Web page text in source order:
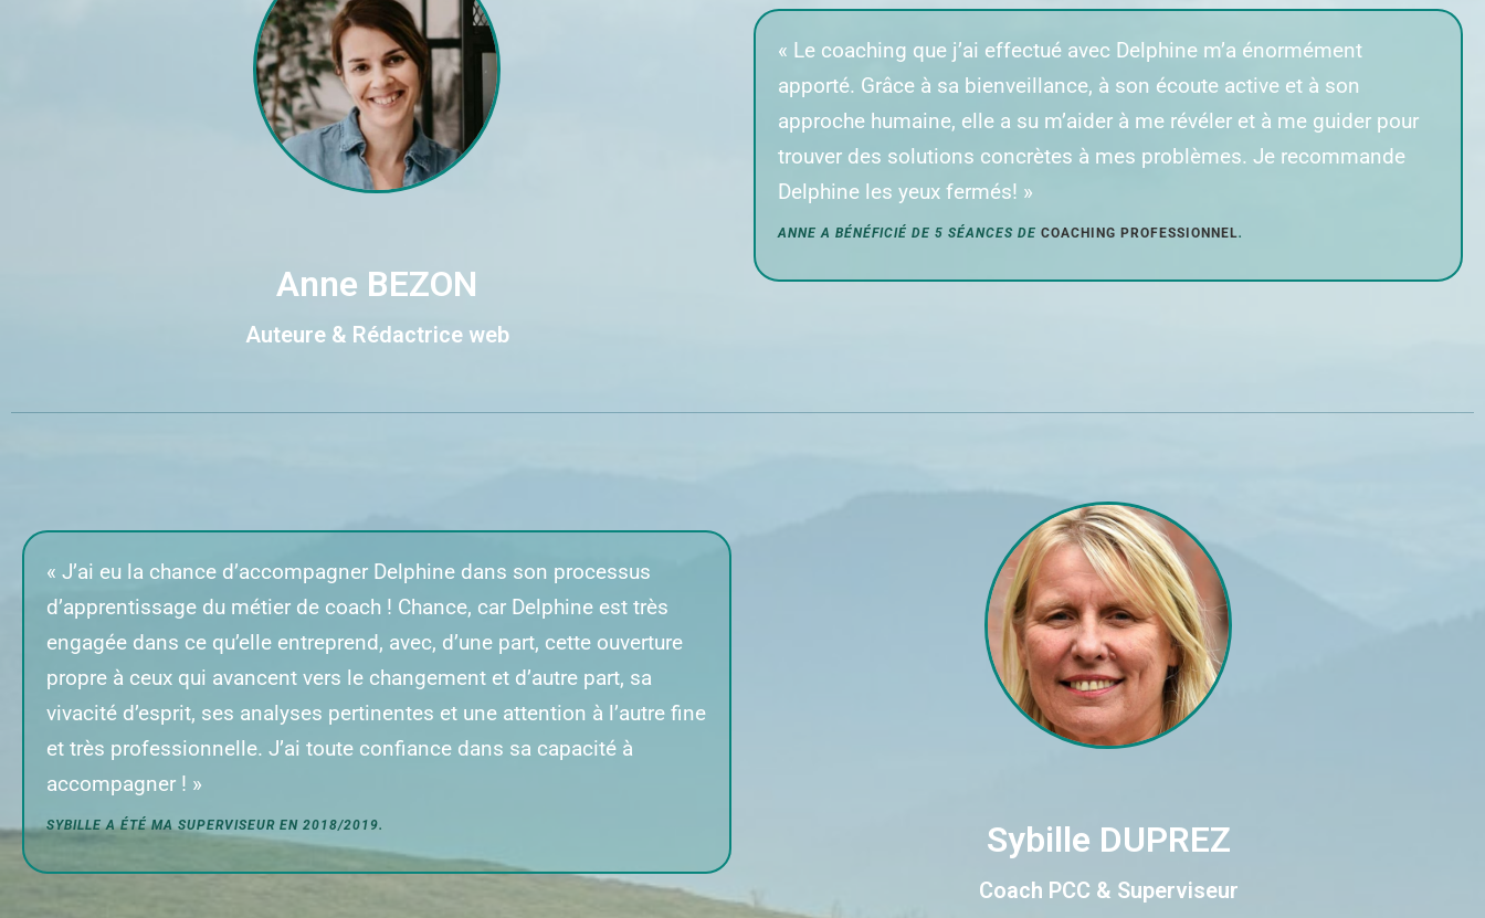
Anne BEZON
Auteure & Rédactrice web
« Le coaching que j’ai effectué avec Delphine m’a énormément
apporté. Grâce à sa bienveillance, à son écoute active et à son
approche humaine, elle a su m’aider à me révéler et à me guider pour
trouver des solutions concrètes à mes problèmes. Je recommande
Delphine les yeux fermés! »
ANNE A BÉNÉFICIÉ DE 5 SÉANCES DE COACHING PROFESSIONNEL.
« J’ai eu la chance d’accompagner Delphine dans son processus
d’apprentissage du métier de coach ! Chance, car Delphine est très
engagée dans ce qu’elle entreprend, avec, d’une part, cette ouverture
propre à ceux qui avancent vers le changement et d’autre part, sa
vivacité d’esprit, ses analyses pertinentes et une attention à l’autre fine
et très professionnelle. J’ai toute confiance dans sa capacité à
accompagner ! »
SYBILLEA ÉTÉ MA SUPERVISEUR EN 2018/2019. Sybille DUPREZ
Coach PCC & Superviseur